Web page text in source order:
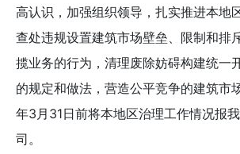
高认识，加强组织领导，扎实推进本地
查处违规设置建筑市场壁垒、限制和排
揽业务的行为，清理废除妨碍构建统一
的规定和做法，营造公平竞争的建筑市
年3月31日前将本地区治理工作情况报
司。